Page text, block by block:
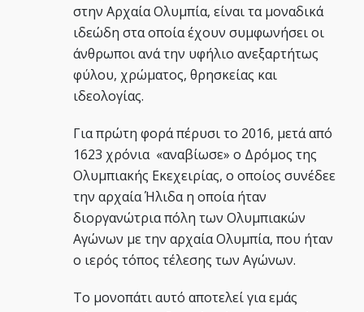
στην Αρχαία Ολυμπία, είναι τα μοναδικά
ιδεώδη στα οποία έχουν συμφωνήσει οι
άνθρωποι ανά την υφήλιο ανεξαρτήτως
φύλου, χρώματος, θρησκείας και
ιδεολογίας.
Για πρώτη φορά πέρυσι το 2016, μετά από
1623 χρόνια «αναβίωσε» ο Δρόμος της
Ολυμπιακής Εκεχειρίας, ο οποίος συνέδεε
την αρχαία Ήλιδα η οποία ήταν
διοργανώτρια πόλη των Ολυμπιακών
Αγώνων με την αρχαία Ολυμπία, που ήταν
ο ιερός τόπος τέλεσης των Αγώνων.
Το μονοπάτι αυτό αποτελεί για εμάς